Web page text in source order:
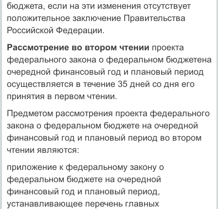
бюджета, если на эти изменения отсутствует
положительное заключение Правительства
Российской Федерации.
Рассмотрение во втором чтении проекта
федерального закона о федеральном бюджетена
очередной финансовый год и плановый период
осуществляется в течение 35 дней со дня его
принятия в первом чтении.
Предметом рассмотрения проекта федерального
закона о федеральном бюджете на очередной
финансовый год и плановый период во втором
чтении являются:
приложение к федеральному закону о
федеральном бюджете на очередной
финансовый год и плановый период,
устанавливающее перечень главных